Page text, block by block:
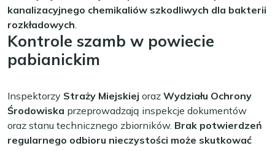
kanalizacyjnego chemikaliów szkodliwych dla bakterii
rozkładowych.
Kontrole szamb w powiecie
pabianickim
Inspektorzy Straży Miejskiej oraz Wydziału Ochrony
Środowiska przeprowadzają inspekcje dokumentów
oraz stanu technicznego zbiorników. Brak potwierdzeń
regularnego odbioru nieczystości może skutkować